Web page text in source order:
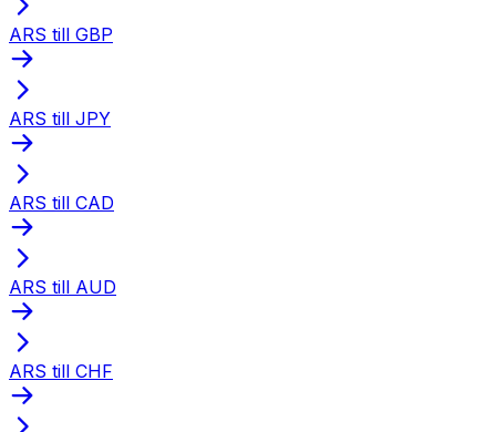
ARS till GBP
ARS till JPY
ARS till CAD
ARS till AUD
ARS till CHF